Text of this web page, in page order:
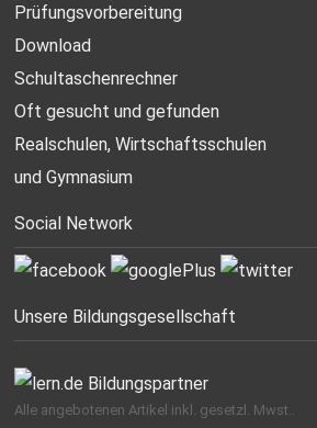
Prüfungsvorbereitung
Download
Schultaschenrechner
Oft gesucht und gefunden
Realschulen,Wirtschaftsschulen
und Gymnasium
Social Network
Unsere Bildungsgesellschaft
Alle angebotenen Artikel inkl. gesetzl. Mwst..